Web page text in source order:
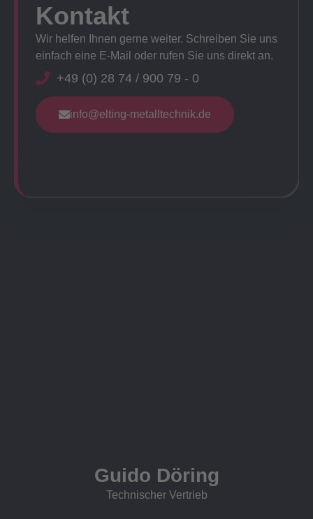
Kontakt
Wir helfen Ihnen gerne weiter. Schreiben Sie uns
einfach eine E-Mail oder rufen Sie uns direkt an.
+49 (0) 28 74 / 900 79 - 0
info@elting-metalltechnik.de
Guido Döring
Technischer Vertrieb